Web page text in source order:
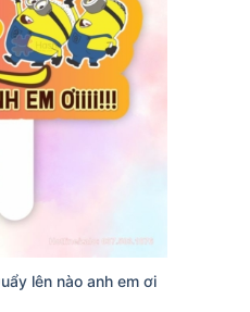
lên nào anh em ơi